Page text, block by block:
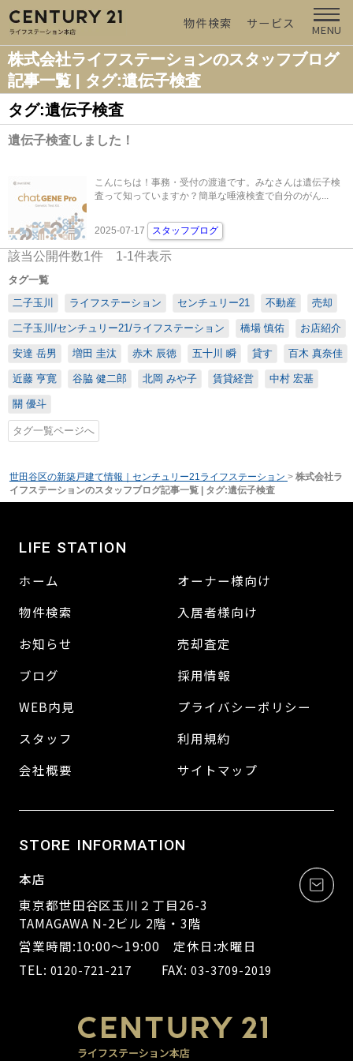
物件検索 サービス MENU
株式会社ライフステーションのスタッフブログ
記事一覧 | タグ:遺伝子検査
タグ:遺伝子検査
遺伝子検査しました！
こんにちは！事務・受付の渡邉です。みなさんは遺伝子検
査って知っていますか？簡単な唾液検査で自分のがん...
2025-07-17 スタッフブログ
該当公開件数1件 1-1件表示
タグ一覧
二子玉川
ライフステーション センチュリー21 不動産 売却
二子玉川/センチュリー21/ライフステーション 橋場 慎佑 お店紹介
安達 岳男 増田 圭汰 赤木 辰徳 五十川 瞬 貸す 百木 真奈佳
近藤 亨寛 谷脇 健二郎 北岡 みや子 賃貸経営 中村 宏基
關 優斗
タグ一覧ページへ
世田谷区の新築戸建て情報｜センチュリー21ライフステーション > 株式会社ラ
イフステーションのスタッフブログ記事一覧 | タグ:遺伝子検査
LIFE STATION
ホーム
物件検索
お知らせ
ブログ
WEB内見
スタッフ
会社概要
オーナー様向け
入居者様向け
売却査定
採用情報
プライバシーポリシー
利用規約
サイトマップ
STORE INFORMATION
本店
東京都世田谷区玉川２丁目26-3
TAMAGAWA N-2ビル 2階・3階
営業時間:10:00～19:00 定休日:水曜日
TEL: 0120-721-217 FAX:03-3709-2019